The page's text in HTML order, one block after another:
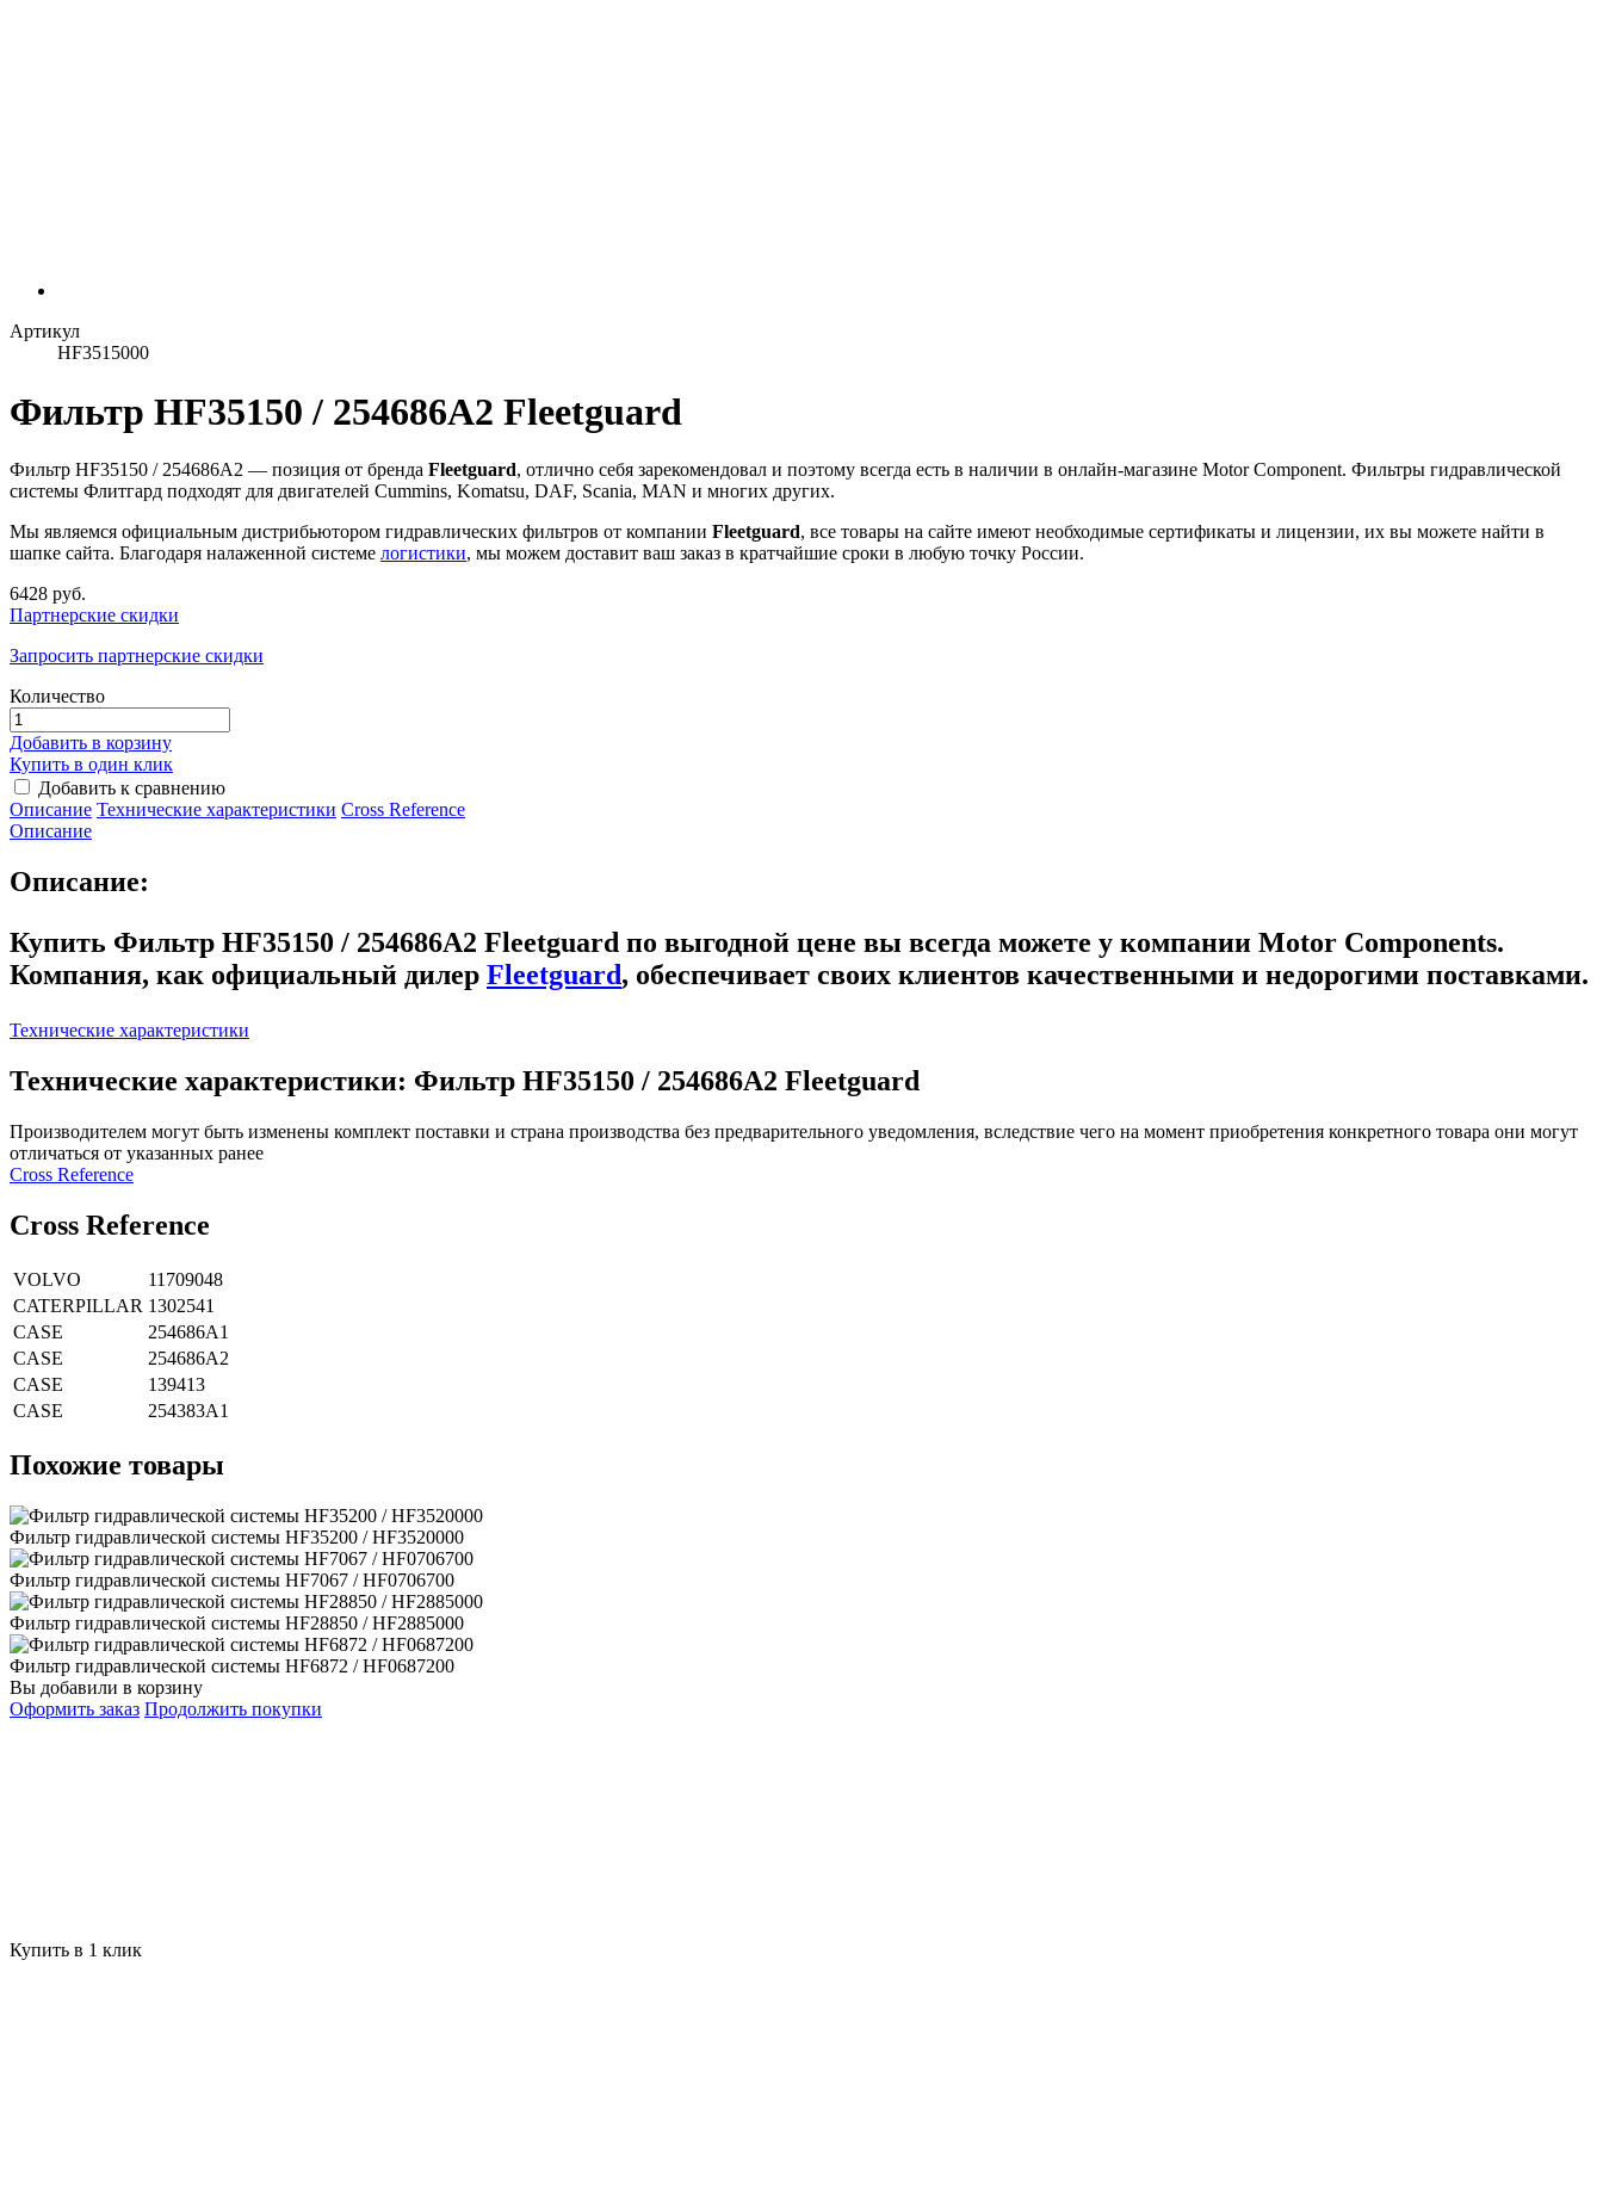
Артикул
HF3515000
Фильтр HF35150 / 254686A2 Fleetguard
Фильтр HF35150 / 254686A2 — позиция от бренда Fleetguard, отлично себя зарекомендовал и поэтому всегда есть в наличии в онлайн-магазине Motor Component. Фильтры гидравлической
системы Флитгард подходят для двигателей Cummins, Komatsu, DAF, Scania, MAN и многих других.
Мы являемся официальным дистрибьютором гидравлических фильтров от компании Fleetguard, все товары на сайте имеют необходимые сертификаты и лицензии, их вы можете найти в
шапке сайта. Благодаря налаженной системе логистики, мы можем доставит ваш заказ в кратчайшие сроки в любую точку России.
6428 руб.
Партнерские скидки
Запросить партнерские скидки
Количество
Добавить в корзину
Купить в один клик
Добавить к сравнению
Описание Технические характеристики Сross Reference
Описание
Описание:
Купить Фильтр HF35150 / 254686A2 Fleetguard по выгодной цене вы всегда можете у компании Motor Components.
Компания, как официальный дилер Fleetguard, обеспечивает своих клиентов качественными и недорогими поставками.
Технические характеристики
Технические характеристики: Фильтр HF35150 / 254686A2 Fleetguard
Производителем могут быть изменены комплект поставки и страна производства без предварительного уведомления, вследствие чего на момент приобретения конкретного товара они могут
отличаться от указанных ранее
Сross Reference
Сross Reference
VOLVO
11709048
CATERPILLAR 1302541
CASE
254686A1
CASE
254686A2
CASE
139413
CASE
254383A1
Похожие товары
Фильтр гидравлической системы HF35200 / HF3520000
Фильтр гидравлической системы HF7067 / HF0706700
Фильтр гидравлической системы HF28850 / HF2885000
Фильтр гидравлической системы HF6872 / HF0687200
Вы добавили в корзину
Оформить заказ Продолжить покупки
Купить в 1 клик